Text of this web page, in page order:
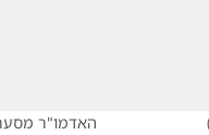
האדמו"ר